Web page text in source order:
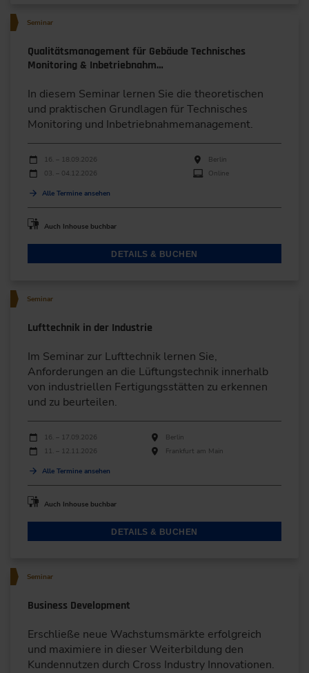
Seminar
Qualitätsmanagement für Gebäude Technisches
Monitoring & Inbetriebnahm…
In diesem Seminar lernen Sie die theoretischen
und praktischen Grundlagen für Technisches
Monitoring und Inbetriebnahmemanagement.
Durchführungen
Veranstaltungsdatum
16. – 18.09.2026
Berlin
03. – 04.12.2026
Online
Alle Termine ansehen
Auch Inhouse buchbar
DETAILS & BUCHEN
Seminar
Lufttechnik in der Industrie
Im Seminar zur Lufttechnik lernen Sie,
Anforderungen an die Lüftungstechnik innerhalb
von industriellen Fertigungsstätten zu erkennen
und zu beurteilen.
Durchführungen
Veranstaltungsdatum Veranstaltungsort
16. – 17.09.2026
Berlin
11. – 12.11.2026
Frankfurt am Main
Alle Termine ansehen
Auch Inhouse buchbar
DETAILS & BUCHEN
Seminar
Business Development
Erschließe neue Wachstumsmärkte erfolgreich
und maximiere in dieser Weiterbildung den
Kundennutzen durch Cross Industry Innovationen.